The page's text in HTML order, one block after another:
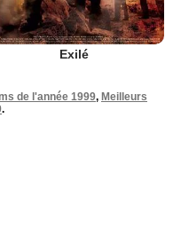
Exilé
de l'année 1999, Meilleurs
.